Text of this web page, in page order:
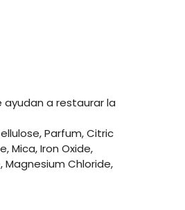
ayudan a restaurar la
Parfum, Citric
Mica, Iron Oxide,
Magnesium Chloride,